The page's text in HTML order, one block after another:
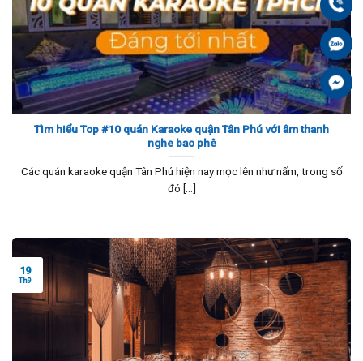
Tìm hiểu Top #10 quán Karaoke quận Tân Phú với âm thanh
nghe bao phê
Các quán karaoke quận Tân Phú hiện nay mọc lên như nấm, trong số
đó [...]
19
Th9